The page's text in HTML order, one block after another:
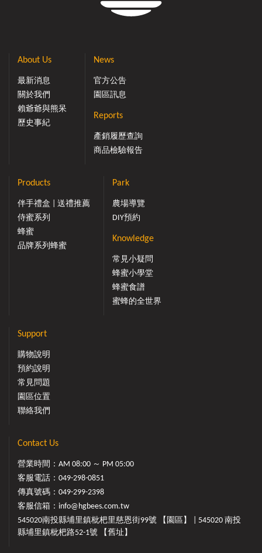
About Us
最新消息
關於我們
賴爺爺與熊呆
歷史事紀
News
官方公告
園區訊息
Reports
產銷履歷查詢
商品檢驗報告
Products
伴手禮盒 | 送禮推薦
侍蜜系列
蜂蜜
品牌系列蜂蜜
Park
農場導覽
DIY預約
Knowledge
常見小疑問
蜂蜜小學堂
蜂蜜食譜
蜜蜂的全世界
Support
購物說明
預約說明
常見問題
園區位置
聯絡我們
Contact Us
營業時間：AM 08:00 ～ PM 05:00
客服電話： 049-298-0851
傳真號碼：049-299-2398
客服信箱： info@hgbees.com.tw
545020南投縣埔里鎮枇杷里慈恩街99號 【園區】 | 545020 南投
縣埔里鎮枇杷路52-1號 【舊址】